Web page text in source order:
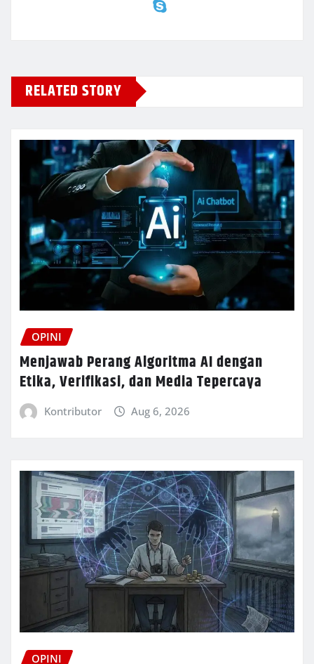
RELATED STORY
OPINI
Menjawab Perang Algoritma AI dengan
Etika, Verifikasi, dan Media Tepercaya
Kontributor Aug 6, 2026
OPINI